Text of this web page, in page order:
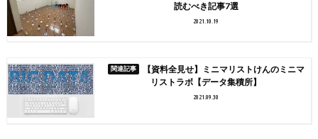
読むべき記事7選
2021.10.19
【資料全見せ】ミニマリストけんのミニマ
リストラボ【データ集積所】
2021.09.30